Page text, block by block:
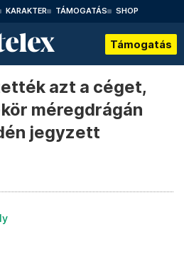
KARAKTER TÁMOGATÁS SHOP
Támogatás
azt a céget,
méregdrágán
jegyzett